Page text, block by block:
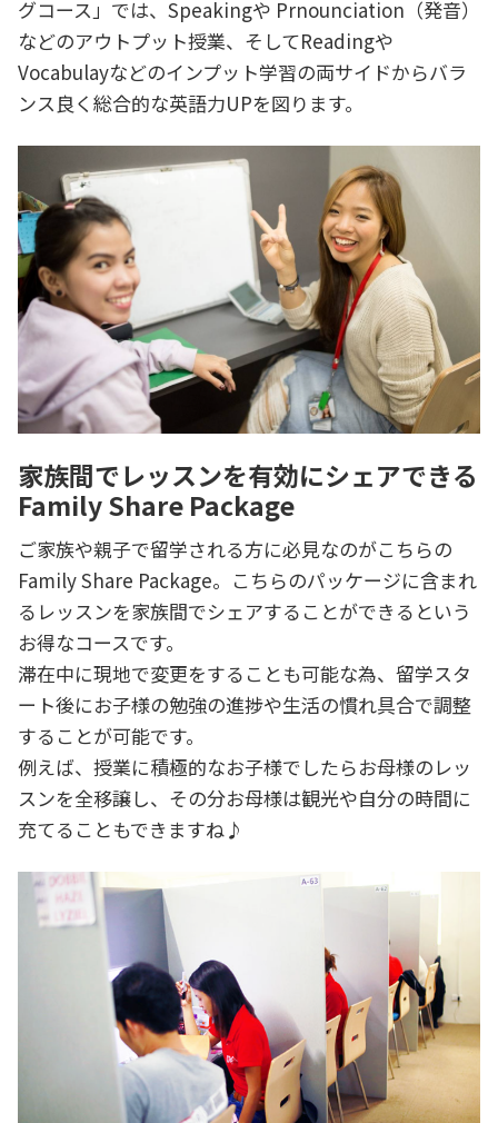
グコース」では、Speakingや Prnounciation（発音）
などのアウトプット授業、そしてReadingや
Vocabulayなどのインプット学習の両サイドからバラ
ンス良く総合的な英語力UPを図ります。
家族間でレッスンを有効にシェアできる
Family Share Package
ご家族や親子で留学される方に必見なのがこちらの
Family Share Package。こちらのパッケージに含まれ
るレッスンを家族間でシェアすることができるという
お得なコースです。
滞在中に現地で変更をすることも可能な為、留学スタ
ート後にお子様の勉強の進捗や生活の慣れ具合で調整
することが可能です。
例えば、授業に積極的なお子様でしたらお母様のレッ
スンを全移譲し、その分お母様は観光や自分の時間に
充てることもできますね♪